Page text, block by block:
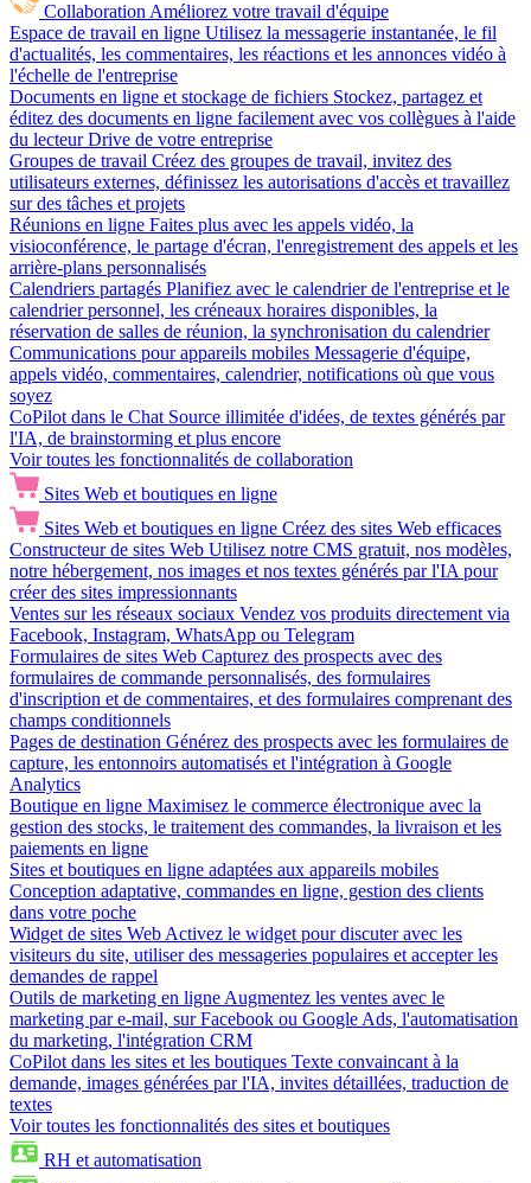
Collaboration Améliorez votre travail d'équipe
Espace de travail en ligne Utilisez la messagerie instantanée, le fil
d'actualités, les commentaires, les réactions et les annonces vidéo à
l'échelle de l'entreprise
Documents en ligne et stockage de fichiers Stockez, partagez et
éditez des documents en ligne facilement avec vos collègues à l'aide
du lecteur Drive de votre entreprise
Groupes de travail Créez des groupes de travail, invitez des
utilisateurs externes, définissez les autorisations d'accès et travaillez
sur des tâches et projets
Réunions en ligne Faites plus avec les appels vidéo, la
visioconférence, le partage d'écran, l'enregistrement des appels et les
arrière-plans personnalisés
Calendriers partagés Planifiez avec le calendrier de l'entreprise et le
calendrier personnel, les créneaux horaires disponibles, la
réservation de salles de réunion, la synchronisation du calendrier
Communications pour appareils mobiles Messagerie d'équipe,
appels vidéo, commentaires, calendrier, notifications où que vous
soyez
CoPilot dans le Chat Source illimitée d'idées, de textes générés par
l'IA, de brainstorming et plus encore
Voir toutes les fonctionnalités de collaboration
Sites Web et boutiques en ligne
Sites Web et boutiques en ligne Créez des sites Web efficaces
Constructeur de sites Web Utilisez notre CMS gratuit, nos modèles,
notre hébergement, nos images et nos textes générés par l'IA pour
créer des sites impressionnants
Ventes sur les réseaux sociaux Vendez vos produits directement via
Facebook, Instagram, WhatsApp ou Telegram
Formulaires de sites Web Capturez des prospects avec des
formulaires de commande personnalisés, des formulaires
d'inscription et de commentaires, et des formulaires comprenant des
champs conditionnels
Pages de destination Générez des prospects avec les formulaires de
capture, les entonnoirs automatisés et l'intégration à Google
Analytics
Boutique en ligne Maximisez le commerce électronique avec la
gestion des stocks, le traitement des commandes, la livraison et les
paiements en ligne
Sites et boutiques en ligne adaptées aux appareils mobiles
Conception adaptative, commandes en ligne, gestion des clients
dans votre poche
Widget de sites Web Activez le widget pour discuter avec les
visiteurs du site, utiliser des messageries populaires et accepter les
demandes de rappel
Outils de marketing en ligne Augmentez les ventes avec le
marketing par e-mail, sur Facebook ou Google Ads, l'automatisation
du marketing, l'intégration CRM
CoPilot dans les sites et les boutiques Texte convaincant à la
demande, images générées par l'IA, invites détaillées, traduction de
textes
Voir toutes les fonctionnalités des sites et boutiques
RH et automatisation